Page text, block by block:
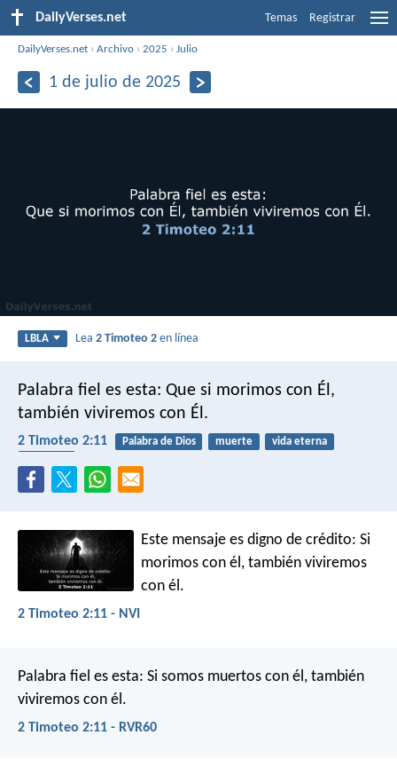
DailyVerses.net Temas Registrar
DailyVerses.net ›Archivo ›2025 ›Julio
1 de julio de 2025
LBLA Lea2 Timoteo 2 en línea
Palabra fiel es esta: Que si morimos con Él,
también viviremos con Él.
2 Timoteo 2:11 Palabra de Dios muerte
vida eterna
Este mensaje es digno de crédito: Si
morimos con él, también viviremos
con él.
2 Timoteo 2:11 - NVI
Palabra fiel es esta: Si somos muertos con él, también
viviremos con él.
2 Timoteo 2:11 - RVR60